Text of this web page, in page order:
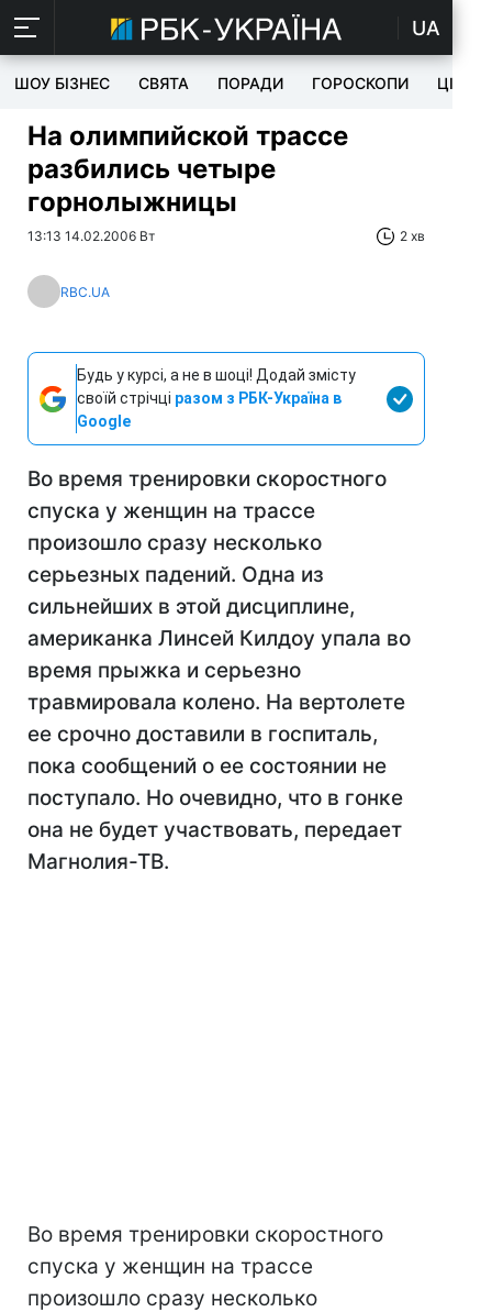
UA
ШОУ БІЗНЕС СВЯТА ПОРАДИ ГОРОСКОПИ ЦІКАВЕ
На олимпийской трассе
разбились четыре
горнолыжницы
13:13 14.02.2006 Вт 2 хв
RBC.UA
Будь у курсі, а не в шоці! Додай змісту
своїй стрічці разом з РБК-Україна в
Google
Во время тренировки скоростного
спуска у женщин на трассе
произошло сразу несколько
серьезных падений. Одна из
сильнейших в этой дисциплине,
американка Линсей Килдоу упала во
время прыжка и серьезно
травмировала колено. На вертолете
ее срочно доставили в госпиталь,
пока сообщений о ее состоянии не
поступало. Но очевидно, что в гонке
она не будет участвовать, передает
Магнолия-ТВ.
Во время тренировки скоростного
спуска у женщин на трассе
произошло сразу несколько